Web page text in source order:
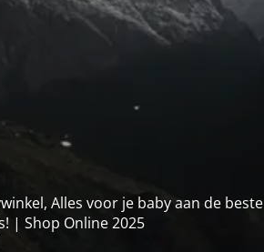
Alles voor je baby aan de beste
| Shop Online 2025